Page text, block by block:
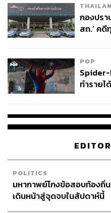
กองปรา
สถ.’ ค
POP
Spider-
ทำรายไ
POLITICS
มหากาพย์โกงข้อสอบท้องถิ่
เดินหน้าสู่จุดจบในสัปดาห์นี้